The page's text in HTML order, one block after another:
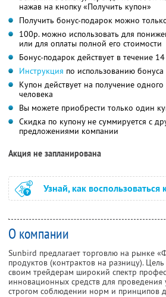
нажав на кнопку «Получить купон»
Получить бонус-подарок можно
100р. можно использовать для
или для оплаты полной его стоимости
Бонус-подарок действует в течение
Инструкция по использованию бонуса
Купон действует на получение
человека
Вы можете приобрести только один
Скидка по купону не суммируется с
предложениями компании
Акция не запланирована
Узнай, как воспользоваться
О компании
Sunbird предлагает торговлю на рынке
продуктов (контрактов на разницу).
своим трейдерам широкий спектр
инновационных средств для проведения
строгом соблюдении норм и принципов